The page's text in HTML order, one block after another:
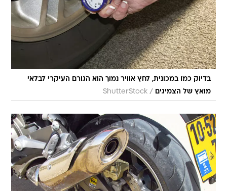
בדיוק כמו במכונית, לחץ אוויר נמוך הוא הגורם העיקרי לבלאי
מואץ של הצמיגים
/
ShutterStock